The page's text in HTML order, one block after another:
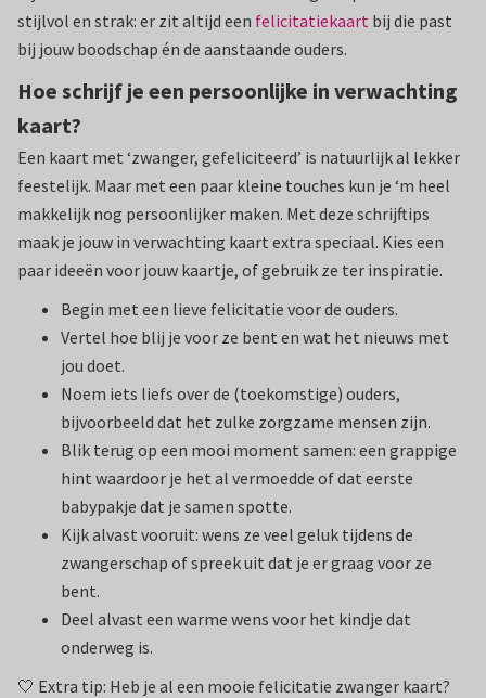
stijlvol en strak: er zit altijd een felicitatiekaart bij die past
bij jouw boodschap én de aanstaande ouders.
Hoe schrijf je een persoonlijke in verwachting
kaart?
Een kaart met ‘zwanger, gefeliciteerd’ is natuurlijk al lekker
feestelijk. Maar met een paar kleine touches kun je ‘m heel
makkelijk nog persoonlijker maken. Met deze schrijftips
maak je jouw in verwachting kaart extra speciaal. Kies een
paar ideeën voor jouw kaartje, of gebruik ze ter inspiratie.
Begin met een lieve felicitatie voor de ouders.
Vertel hoe blij je voor ze bent en wat het nieuws met
jou doet.
Noem iets liefs over de (toekomstige) ouders,
bijvoorbeeld dat het zulke zorgzame mensen zijn.
Blik terug op een mooi moment samen: een grappige
hint waardoor je het al vermoedde of dat eerste
babypakje dat je samen spotte.
Kijk alvast vooruit: wens ze veel geluk tijdens de
zwangerschap of spreek uit dat je er graag voor ze
bent.
Deel alvast een warme wens voor het kindje dat
onderweg is.
🤍 Extra tip: Heb je al een mooie felicitatie zwanger kaart?